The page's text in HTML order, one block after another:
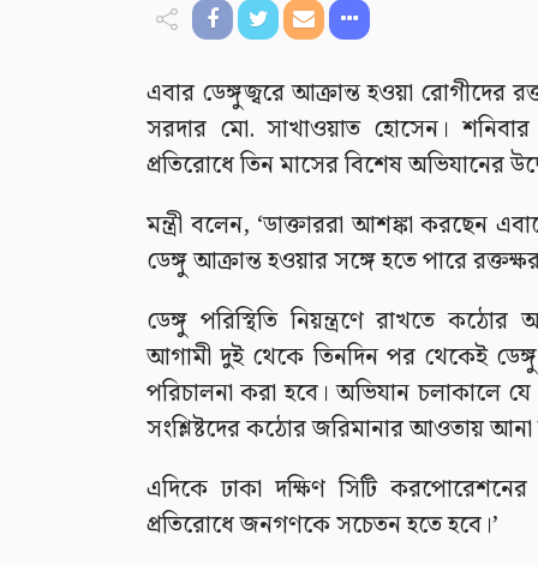
এবার ডেঙ্গুজ্বরে আক্রান্ত হওয়া রোগীদের
সরদার মো. সাখাওয়াত হোসেন।
প্রতিরোধে তিন মাসের বিশেষ অভিযানের
মন্ত্রী বলেন, ‘ডাক্তাররা আশঙ্কা করছেন
ডেঙ্গু আক্রান্ত হওয়ার সঙ্গে হতে পারে
ডেঙ্গু পরিস্থিতি নিয়ন্ত্রণে রাখতে কঠোর
আগামী দুই থেকে তিনদিন পর থেকেই
পরিচালনা করা হবে। অভিযান চলাকালে যে
সংশ্লিষ্টদের কঠোর জরিমানার আওতায় আনা
এদিকে ঢাকা দক্ষিণ সিটি
প্রতিরোধে জনগণকে সচেতন হতে হবে।’